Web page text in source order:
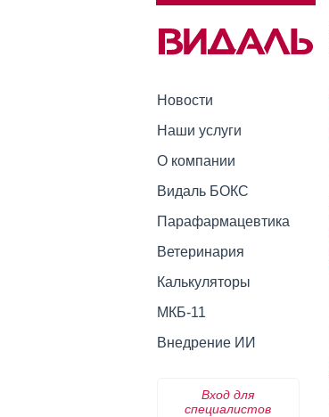
Новости
Наши услуги
О компании
Видаль БОКС
Парафармацевтика
Ветеринария
Калькуляторы
МКБ-11
Внедрение ИИ
Вход для
специалистов